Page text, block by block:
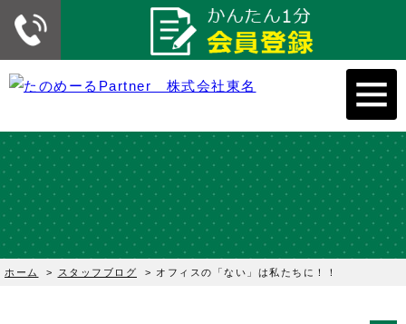
ホーム > スタッフブログ > オフィスの「ない」は私たちに！！